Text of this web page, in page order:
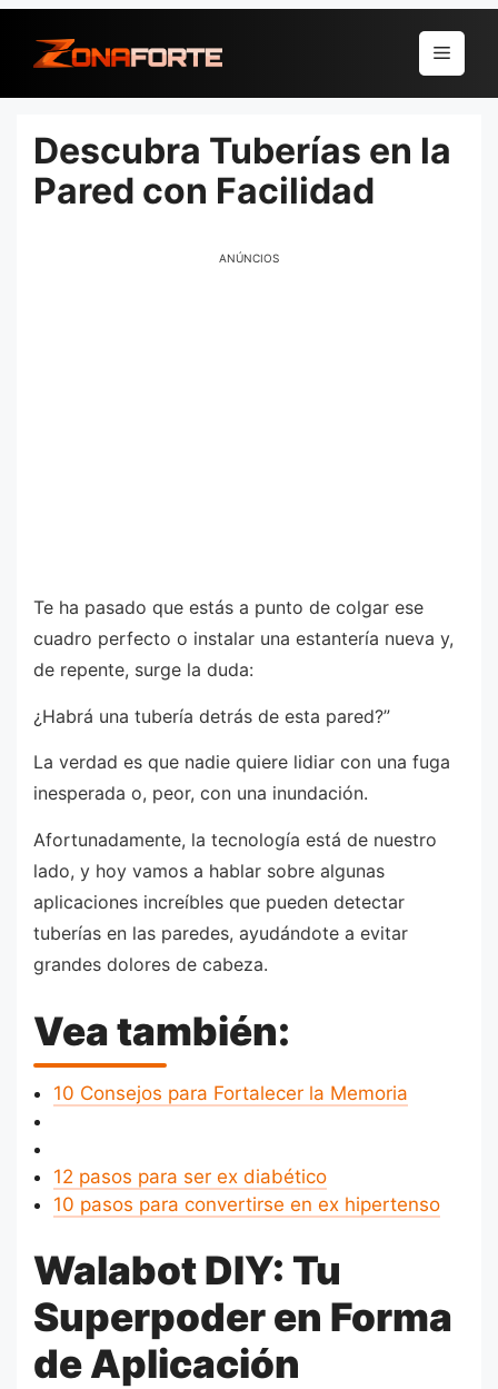
para
conteúdo
Menu
Descubra Tuberías en la
Pared con Facilidad
ANÚNCIOS
Te ha pasado que estás a punto de colgar ese
cuadro perfecto o instalar una estantería nueva y,
de repente, surge la duda:
¿Habrá una tubería detrás de esta pared?”
La verdad es que nadie quiere lidiar con una fuga
inesperada o, peor, con una inundación.
Afortunadamente, la tecnología está de nuestro
lado, y hoy vamos a hablar sobre algunas
aplicaciones increíbles que pueden detectar
tuberías en las paredes, ayudándote a evitar
grandes dolores de cabeza.
Vea también:
10 Consejos para Fortalecer la Memoria
12 pasos para ser ex diabético
10 pasos para convertirse en ex hipertenso
Walabot DIY: Tu
Superpoder en Forma
de Aplicación